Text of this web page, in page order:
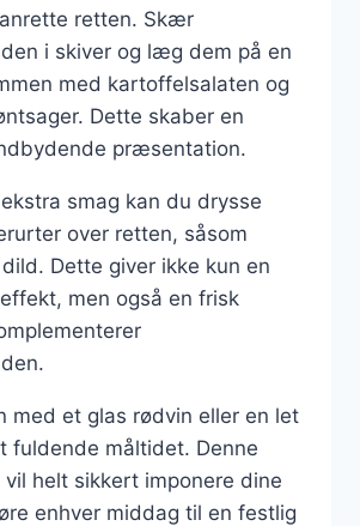
retten. Skær
i skiver og læg dem på en
med kartoffelsalaten og
Dette skaber en
præsentation.
smag kan du drysse
over retten, såsom
Dette giver ikke kun en
men også en frisk
med et glas rødvin eller en let
fuldende måltidet. Denne
helt sikkert imponere dine
enhver middag til en festlig